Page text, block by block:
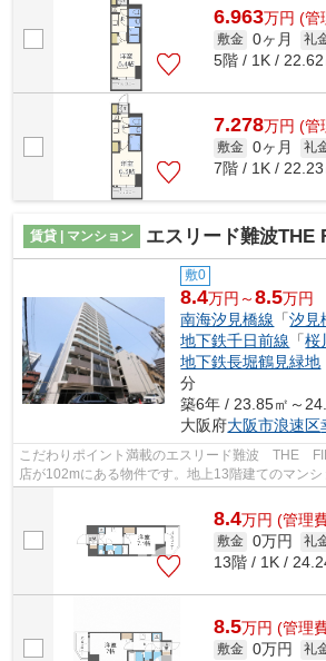
6.963万円 (管
敷金 0ヶ月 礼
5階 / 1K / 22.62
7.278万円 (管
敷金 0ヶ月 礼
7階 / 1K / 22.23
賃貸 | マンション エスリード難波THE
敷0
8.4万円～8.5万円
南海汐見橋線 「汐見
地下鉄千日前線 「桜
地下鉄長堀鶴見緑地
分
築6年 / 23.85㎡～
大阪府大阪市浪速区
こだわりポイント満載のエスリード難波 THE
店が102mにある物件です。地上13階建てのマンシ
駅がある物件です。地域の物件情報を数...
8.4万円 (管理
敷金 0万円 礼
13階 / 1K /
8.5万円 (管理
敷金 0万円 礼